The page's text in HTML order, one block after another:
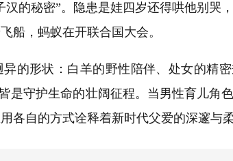
汉的秘密”。隐患是娃四岁还得哄他别哭
，蚂蚁在开联合国大会。
的形状：白羊的野性陪伴、处女的精
是守护生命的壮阔征程。当男性育儿角
各自的方式诠释着新时代父爱的深邃与